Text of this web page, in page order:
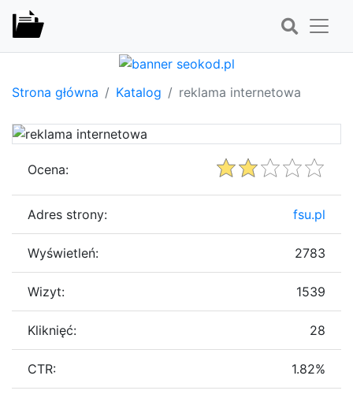
Strona główna Katalog reklama internetowa
Ocena:
Adres strony: fsu.pl
Wyświetleń: 2783
Wizyt: 1539
Kliknięć: 28
CTR: 1.82%